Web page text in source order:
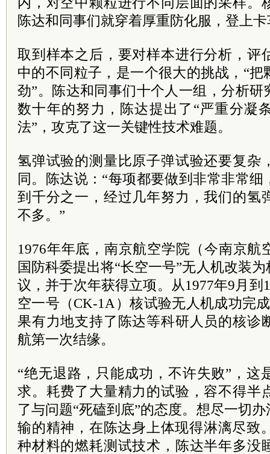
陈达和同事们就穿着厚重防化服，登上
取到样本之后，要对样本进行分析，评
中的不同粒子，是一个很大的挑战，“
劲”。陈达和同事们十个人一组，分析
数十年的努力，陈达提出了“严重分凝
法”，攻克了这一关键性技术难题。
氢弹试验的测量比原子弹试验还要复杂
同。陈达说：“每项都要做到非常非常
到千分之一，经过几年努力，我们的氢
不多。”
1976年年底，南京航空学院（今南京航
国防科委提出将“长空一号”无人机改装
议，并于次年获得立项。从1977年9月到
空一号（CK-1A）核试验无人机成功完
果有力地支持了陈达等科研人员的核诊
航第一次结缘。
“绝无退路，只能成功，不许失败”，这
求。耗费了大量精力的试验，容不得半
了与问题“死磕到底”的态度。想尽一切
输的精神，在陈达身上体现得淋漓尽致
种材料的燃耗测试技术，陈达半年多没